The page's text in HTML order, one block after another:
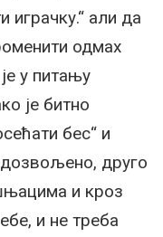
играчку.“ али да
одмах
у питању
је битно
бес“ и
дозвољено, друго
и кроз
и не треба